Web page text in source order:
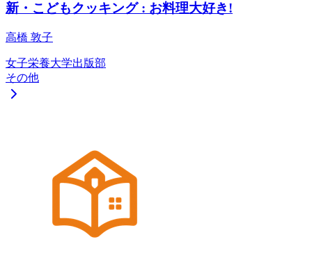
新・こどもクッキング : お料理大好き!
高橋 敦子
女子栄養大学出版部
その他